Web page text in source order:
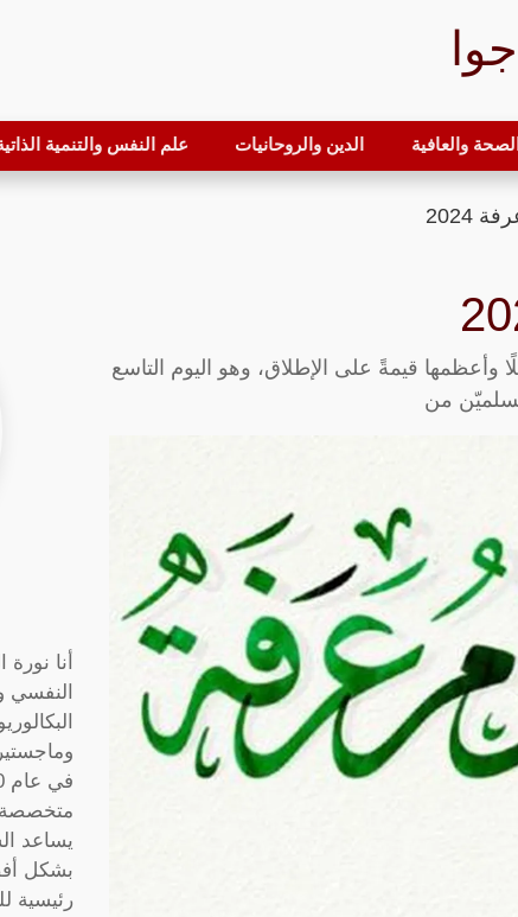
الصحة والعافية الدين والروحانيات علم النفس والتنمية
قيمةً على الإطلاق، وهو اليوم التاسع
من
أنا
النفسي
متخصصة
يساعد
بشكل
رئيسية